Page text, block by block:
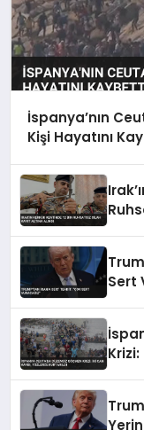
İspanya’nın
Kişi Hayatını
Sert